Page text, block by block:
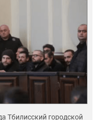
Тбилисский городской